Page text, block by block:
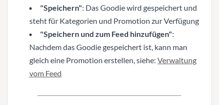
"Speichern": Das Goodie wird gespeichert und
steht für Kategorien und Promotion zur Verfügung
"Speichern und zum Feed hinzufügen":
Nachdem das Goodie gespeichert ist, kann man
gleich eine Promotion erstellen, siehe: Verwaltung
vom Feed